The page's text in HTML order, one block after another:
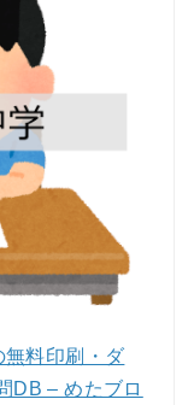
料印刷・ダ
DB – めたブロ